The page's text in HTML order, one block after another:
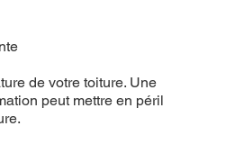
de votre toiture. Une
peut mettre en péril